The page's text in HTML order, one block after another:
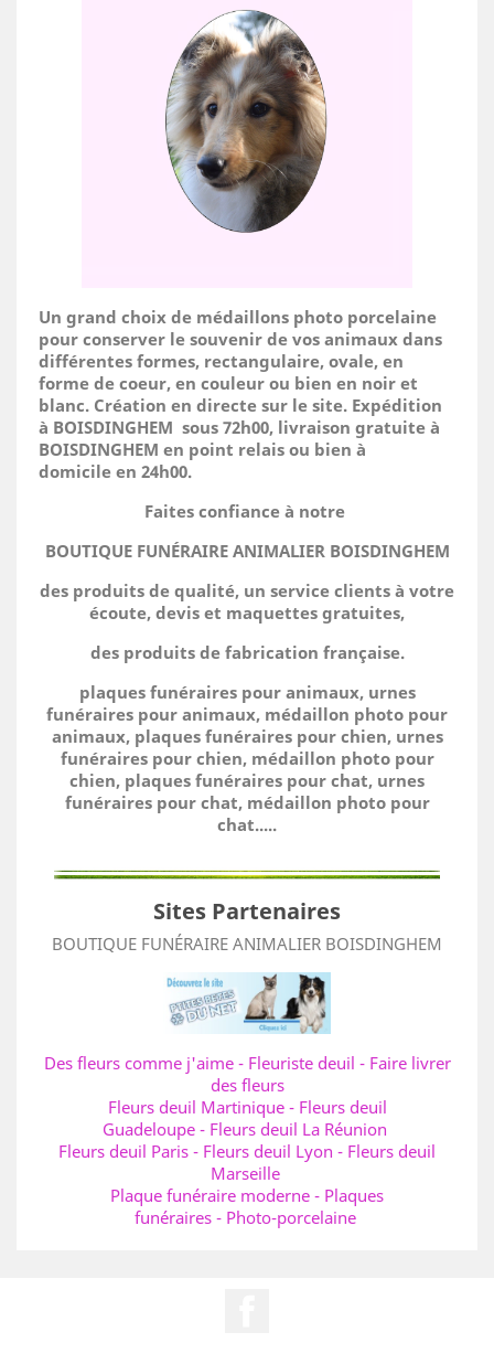
Un grand choix de médaillons photo porcelaine
pour conserver le souvenir de vos animaux dans
différentes formes, rectangulaire, ovale, en
forme de coeur, en couleur ou bien en noir et
blanc. Création en directe sur le site. Expédition
à BOISDINGHEM sous 72h00, livraison gratuite à
BOISDINGHEM en point relais ou bien à
domicile en 24h00.
Faites confiance à notre
BOUTIQUE FUNÉRAIRE ANIMALIER BOISDINGHEM
des produits de qualité, un service clients à votre
écoute, devis et maquettes gratuites,
des produits de fabrication française.
plaques funéraires pour animaux, urnes
funéraires pour animaux, médaillon photo pour
animaux, plaques funéraires pour chien, urnes
funéraires pour chien, médaillon photo pour
chien, plaques funéraires pour chat, urnes
funéraires pour chat, médaillon photo pour
chat.....
Sites Partenaires
BOUTIQUE FUNÉRAIRE ANIMALIER BOISDINGHEM
Des fleurs comme j'aime- Fleuriste deuil - Faire livrer
des fleurs
Fleurs deuil Martinique- Fleurs deuil
Guadeloupe - Fleurs deuil La Réunion
Fleurs deuil Paris - Fleurs deuil Lyon - Fleurs deuil
Marseille
Plaque funéraire moderne - Plaques
funéraires- Photo-porcelaine